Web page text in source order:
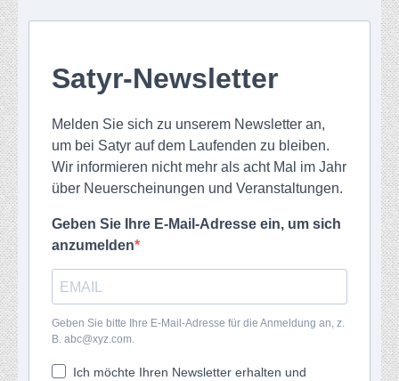
Satyr-Newsletter
Melden Sie sich zu unserem Newsletter an,
um bei Satyr auf dem Laufenden zu bleiben.
Wir informieren nicht mehr als acht Mal im Jahr
über Neuerscheinungen und Veranstaltungen.
Geben Sie Ihre E-Mail-Adresse ein, um sich
anzumelden
Geben Sie bitte Ihre E-Mail-Adresse für die Anmeldung an, z.
B. abc@xyz.com.
Ich möchte Ihren Newsletter erhalten und